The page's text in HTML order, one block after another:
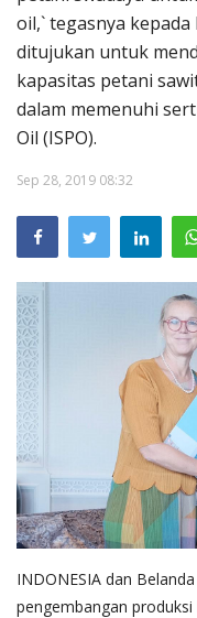
Indonesia
oil,` tegasnya
ditujukan untuk
kapasitas petani
dalam memenuhi
Oil (ISPO).
Sep 28, 2019 08:32
INDONESIA dan
pengembangan